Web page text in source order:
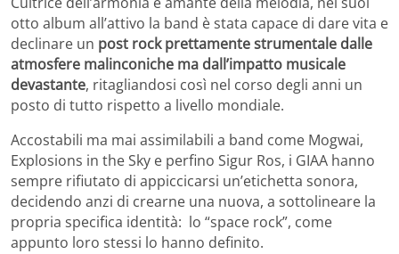
otto album all’attivo la band è stata capace di dare vita e
declinare un post rock prettamente strumentale dalle
atmosfere malinconiche ma dall’impatto musicale
devastante, ritagliandosi così nel corso degli anni un
posto di tutto rispetto a livello mondiale.
Accostabili ma mai assimilabili a band come Mogwai,
Explosions in the Sky e perfino Sigur Ros, i GIAA hanno
sempre rifiutato di appiccicarsi un’etichetta sonora,
decidendo anzi di crearne una nuova, a sottolineare la
propria specifica identità: lo “space rock”, come
appunto loro stessi lo hanno definito.